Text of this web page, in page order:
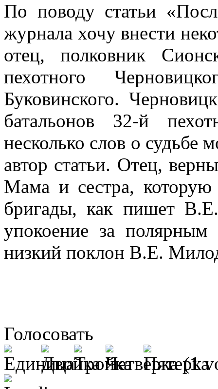
По поводу статьи
журнала хочу внести
отец, полковник
пехотного
Буковинского.
батальонов 32-й
несколько слов о судьбе
автор статьи. Отец,
Мама и сестра,
бригады, как пишет
упокоение за
низкий поклон В.Е.
Голосовать
(1